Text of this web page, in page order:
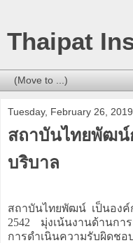
Thaipat
Tuesday, February 26, 2019
สถาบันไทยพัฒน์
บริบาล
สถาบันไทยพัฒน์ เป็นอง
2542 มุ่งเน้นงานด้านกา
การดำเนินความรับผิดช